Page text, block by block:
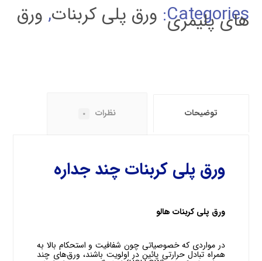
Categories: ورق پلی کربنات, ورق های پلیمری
توضیحات نظرات 0
ورق پلی کربنات چند جداره
ورق پلی کربنات هالو
در مواردی که خصوصیاتی چون شفافیت و استحکام بالا به
همراه تبادل حرارتی پائین در اولویت باشند، ورق‌های چند